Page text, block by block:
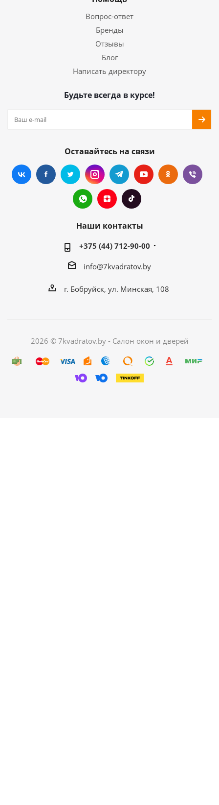
Вопрос-ответ
Бренды
Отзывы
Блог
Написать директору
Будьте всегда в курсе!
Оставайтесь на связи
Наши контакты
+375 (44) 712-90-00
info@7kvadratov.by
г. Бобруйск, ул. Минская, 108
2026 © 7kvadratov.by - Салон окон и дверей